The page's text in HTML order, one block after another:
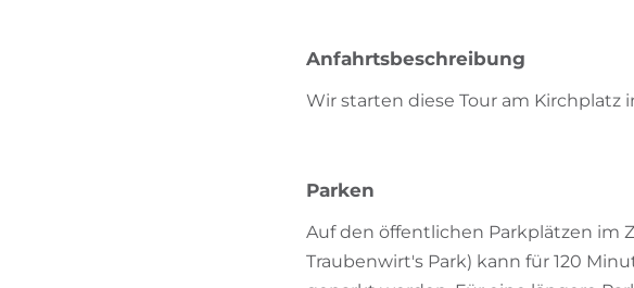
Anfahrtsbeschreibung
Wir starten diese Tour am Kirchplatz
Parken
Auf den öffentlichen Parkplätzen im
Traubenwirt's Park) kann für 120